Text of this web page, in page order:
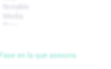
Fase en la que asesora